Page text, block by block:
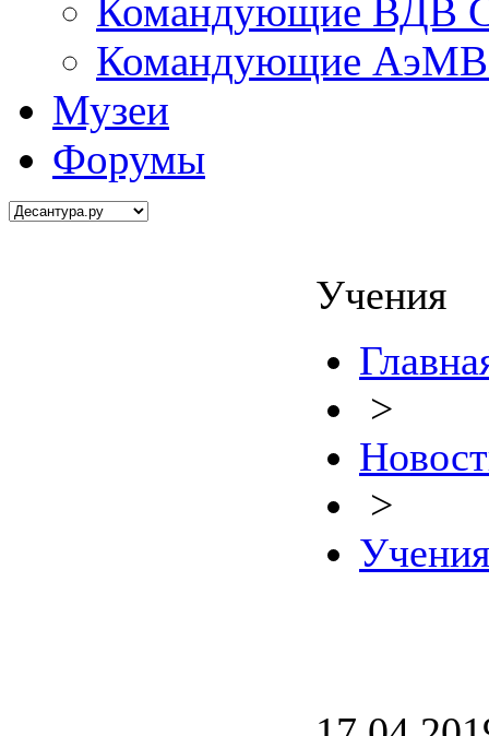
Командующие ВДВ
Командующие АэМВ
Музеи
Форумы
Учения
>
>
Учения